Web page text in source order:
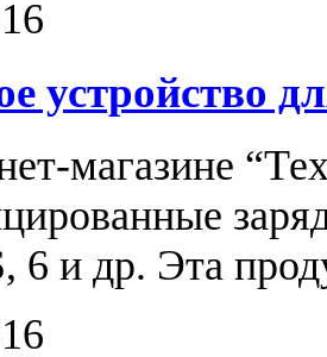
устройство
магазине
6 и др. Эта